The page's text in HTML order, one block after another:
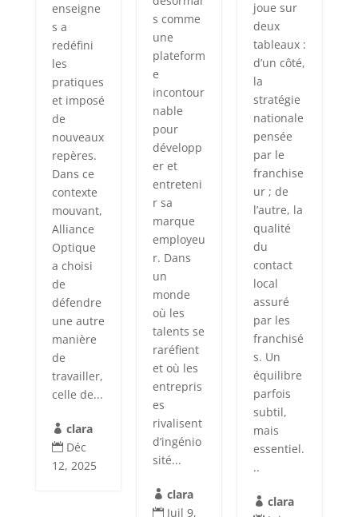
enseigne
s a
redéfini
les
pratiques
et imposé
de
nouveaux
repères.
Dans ce
contexte
mouvant,
Alliance
Optique
a choisi
de
défendre
une autre
manière
de
travailler,
celle de...
 clara
 Déc
12, 2025
s comme
une
plateform
e
incontour
nable
pour
développ
er et
entreteni
r sa
marque
employeu
r. Dans
un
monde
où les
talents se
raréfient
et où les
entrepris
es
rivalisent
d’ingénio
sité...
 clara
 Juil 9,
joue sur
deux
tableaux :
d’un côté,
la
stratégie
nationale
pensée
par le
franchise
ur ; de
l’autre, la
qualité
du
contact
local
assuré
par les
franchisé
s. Un
équilibre
parfois
subtil,
mais
essentiel.
..
 clara